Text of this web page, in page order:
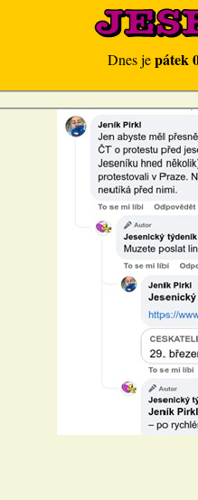
Dnes jepátek